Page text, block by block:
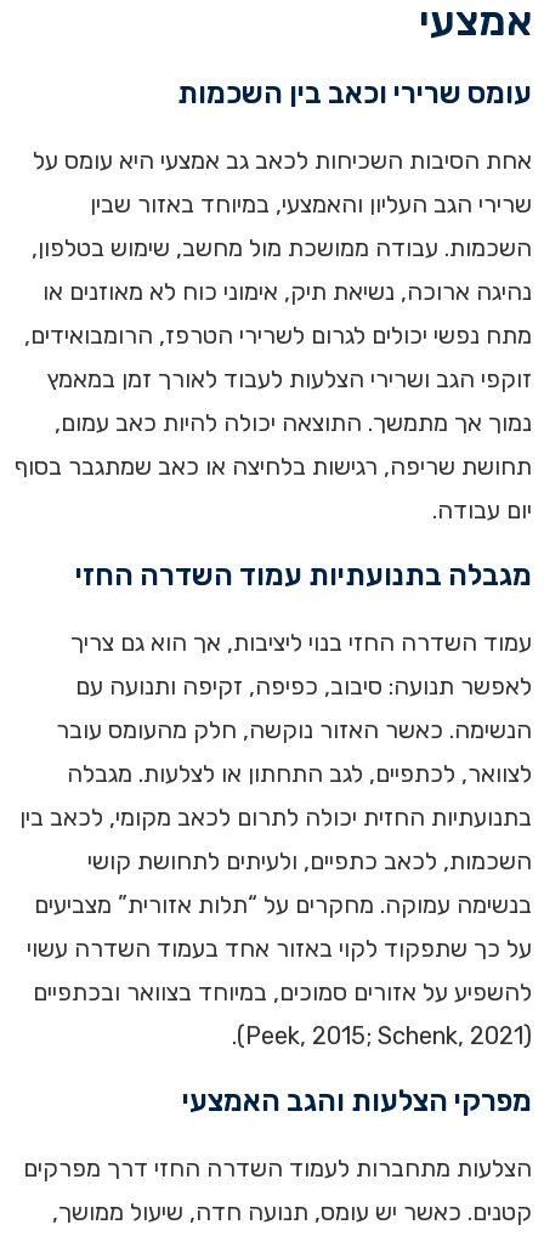
אמצעי
עומס שרירי וכאב בין השכמות
אחת הסיבות השכיחות לכאב גב אמצעי היא עומס על
שרירי הגב העליון והאמצעי, במיוחד באזור שבין
השכמות. עבודה ממושכת מול מחשב, שימוש בטלפון,
נהיגה ארוכה, נשיאת תיק, אימוני כוח לא מאוזנים או
מתח נפשי יכולים לגרום לשרירי הטרפז, הרומבואידים,
זוקפי הגב ושרירי הצלעות לעבוד לאורך זמן במאמץ
נמוך אך מתמשך. התוצאה יכולה להיות כאב עמום,
תחושת שריפה, רגישות בלחיצה או כאב שמתגבר בסוף
יום עבודה.
מגבלה בתנועתיות עמוד השדרה החזי
עמוד השדרה החזי בנוי ליציבות, אך הוא גם צריך
לאפשר תנועה: סיבוב, כפיפה, זקיפה ותנועה עם
הנשימה. כאשר האזור נוקשה, חלק מהעומס עובר
לצוואר, לכתפיים, לגב התחתון או לצלעות. מגבלה
בתנועתיות החזית יכולה לתרום לכאב מקומי, לכאב בין
השכמות, לכאב כתפיים, ולעיתים לתחושת קושי
בנשימה עמוקה. מחקרים על “תלות אזורית” מצביעים
על כך שתפקוד לקוי באזור אחד בעמוד השדרה עשוי
להשפיע על אזורים סמוכים, במיוחד בצוואר ובכתפיים
(Peek, 2015; Schenk, 2021).
מפרקי הצלעות והגב האמצעי
הצלעות מתחברות לעמוד השדרה החזי דרך מפרקים
קטנים. כאשר יש עומס, תנועה חדה, שיעול ממושך,